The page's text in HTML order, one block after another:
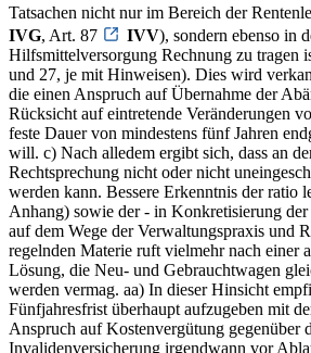
Tatsachen nicht nur im Bereich der
IVG, Art. 87 IVV), sondern ebenso in
Hilfsmittelversorgung Rechnung zu tragen
und 27, je mit Hinweisen). Dies wird
die einen Anspruch auf Übernahme der
Rücksicht auf eintretende Veränderungen
feste Dauer von mindestens fünf Jahren
will. c) Nach alledem ergibt sich, dass an
Rechtsprechung nicht oder nicht
werden kann. Bessere Erkenntnis der
Anhang) sowie der - in Konkretisierung
auf dem Wege der Verwaltungspraxis und
regelnden Materie ruft vielmehr nach einer
Lösung, die Neu- und Gebrauchtwagen
werden vermag. aa) In dieser Hinsicht
Fünfjahresfrist überhaupt aufzugeben mit
Anspruch auf Kostenvergütung gegenüber
Invalidenversicherung irgendwann vor